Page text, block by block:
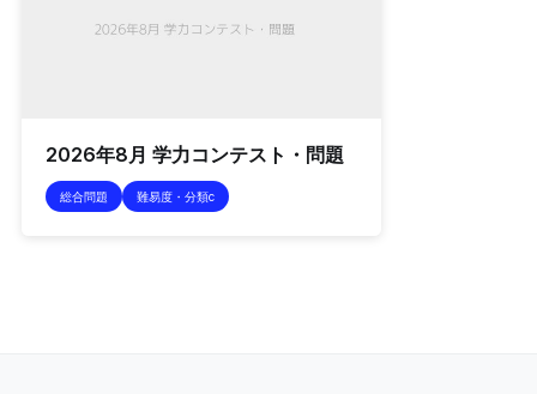
2026年8月 学力コンテスト・問題
総合問題 難易度・分類c